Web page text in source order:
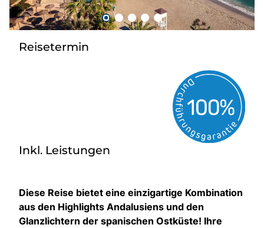
Reisetermin
Inkl. Leistungen
Diese Reise bietet eine einzigartige Kombination
aus den Highlights Andalusiens und den
Glanzlichtern der spanischen Ostküste! Ihre